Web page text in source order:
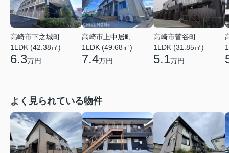
高崎市下之城町
1LDK (42.38㎡)
6.3万円
高崎市上中居町
1LDK (49.68㎡)
7.4万円
高崎市菅谷町
1LDK (31.85㎡)
5.1万円
よく見られている物件